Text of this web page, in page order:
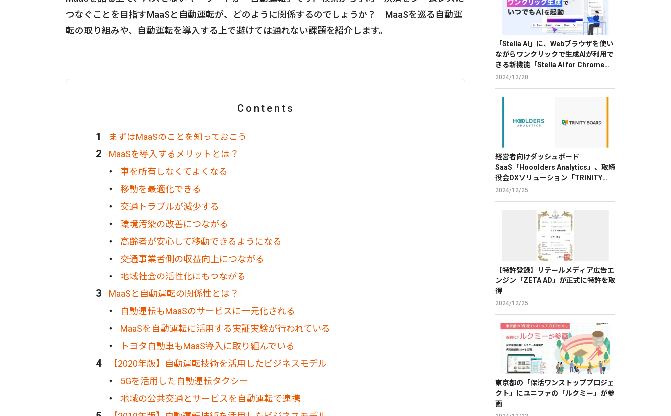
つなぐことを目指すMaaSと自動運転が、どのように関係するのでしょうか？ MaaSを巡る自動運
転の取り組みや、自動運転を導入する上で避けては通れない課題を紹介します。
Contents
まずはMaaSのことを知っておこう
MaaSを導入するメリットとは？
車を所有しなくてよくなる
移動を最適化できる
交通トラブルが減少する
環境汚染の改善につながる
高齢者が安心して移動できるようになる
交通事業者側の収益向上につながる
地域社会の活性化にもつながる
MaaSと自動運転の関係性とは？
自動運転もMaaSのサービスに一元化される
MaaSを自動運転に活用する実証実験が行われている
トヨタ自動車もMaaS導入に取り組んでいる
【2020年版】自動運転技術を活用したビジネスモデル
5Gを活用した自動運転タクシー
地域の公共交通とサービスを自動運転で連携
「Stella AI」に、Webブラウザを使い
ながらワンクリックで生成AIが利用で
きる新機能「Stella AI for Chrome」
のβ版を提供
2024/12/20
経営者向けダッシュボード
SaaS「Hooolders Analytics」、取締
役会DXソリューション「TRINITY
BOARD」に株価分析機能を提供
2024/12/25
【特許登録】リテールメディア広告エ
ンジン「ZETA AD」が正式に特許を取
得
2024/12/25
東京都の「保活ワンストッププロジェ
クト」にユニファの「ルクミー」が参
画